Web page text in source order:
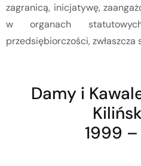
zagranicą, inicjatywę,
w organach
przedsiębiorczości, zwłaszcza
Damy i
1999